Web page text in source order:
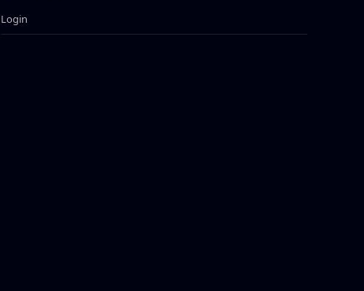
Login